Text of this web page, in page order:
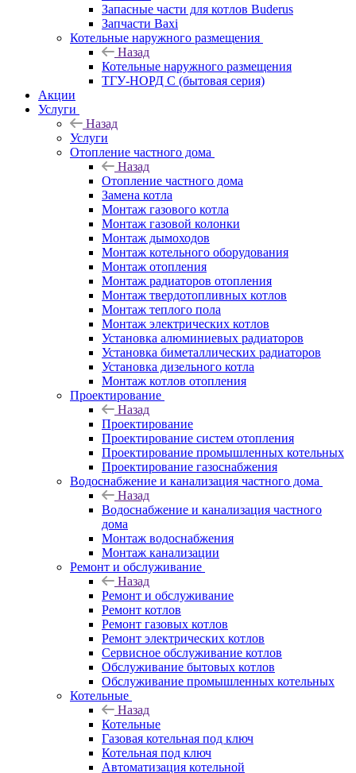
Запасные части для котлов Buderus
Запчасти Baxi
Котельные наружного размещения
Назад
Котельные наружного размещения
ТГУ-НОРД С (бытовая серия)
Акции
Услуги
Назад
Услуги
Отопление частного дома
Назад
Отопление частного дома
Замена котла
Монтаж газового котла
Монтаж газовой колонки
Монтаж дымоходов
Монтаж котельного оборудования
Монтаж отопления
Монтаж радиаторов отопления
Монтаж твердотопливных котлов
Монтаж теплого пола
Монтаж электрических котлов
Установка алюминиевых радиаторов
Установка биметаллических радиаторов
Установка дизельного котла
Монтаж котлов отопления
Проектирование
Назад
Проектирование
Проектирование систем отопления
Проектирование промышленных котельных
Проектирование газоснабжения
Водоснабжение и канализация частного дома
Назад
Водоснабжение и канализация частного
дома
Монтаж водоснабжения
Монтаж канализации
Ремонт и обслуживание
Назад
Ремонт и обслуживание
Ремонт котлов
Ремонт газовых котлов
Ремонт электрических котлов
Сервисное обслуживание котлов
Обслуживание бытовых котлов
Обслуживание промышленных котельных
Котельные
Назад
Котельные
Газовая котельная под ключ
Котельная под ключ
Автоматизация котельной